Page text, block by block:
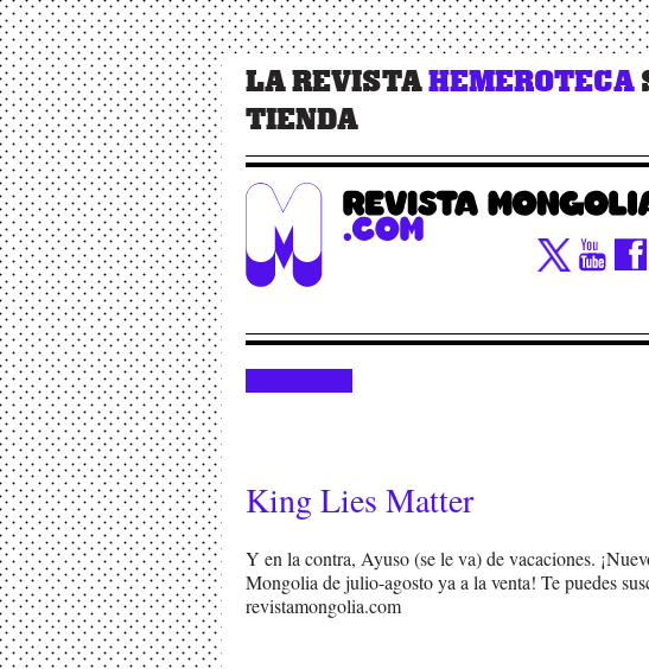
LA REVISTAHEMEROTECA
TIENDA
King Lies Matter
Y en la contra, Ayuso (se le va) de vacaciones.
Mongolia de julio-agosto ya a la venta! Te puedes
revistamongolia.com